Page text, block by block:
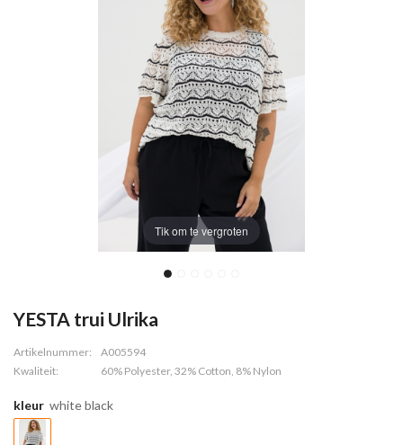
Tik om te vergroten
YESTA trui Ulrika
Artikelnummer:
A005594
Kwaliteit:
60% Polyester, 32% Cotton, 8% Nylon
kleur white black